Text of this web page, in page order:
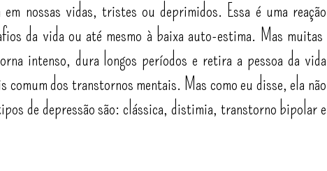
nossas vidas, tristes ou deprimidos. Essa é uma reação
da vida ou até mesmo à baixa auto-estima. Mas muitas
intenso, dura longos períodos e retira a pessoa da vida
comum dos transtornos mentais. Mas como eu disse, ela não
de depressão são: clássica, distimia, transtorno bipolar e